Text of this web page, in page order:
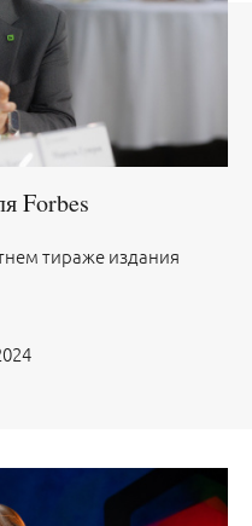
Forbes
тираже издания